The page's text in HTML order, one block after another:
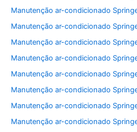
Manutenção ar-condicionado
Manutenção ar-condicionado
Manutenção ar-condicionado
Manutenção ar-condicionado
Manutenção ar-condicionado
Manutenção ar-condicionado
Manutenção ar-condicionado
Manutenção ar-condicionado